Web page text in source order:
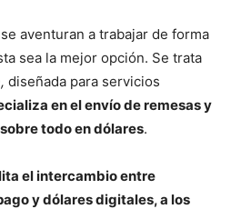
aventuran a trabajar de forma
sea la mejor opción. Se trata
diseñada para servicios
en el envío de remesas y
todo en dólares.
el intercambio entre
y dólares digitales, a los